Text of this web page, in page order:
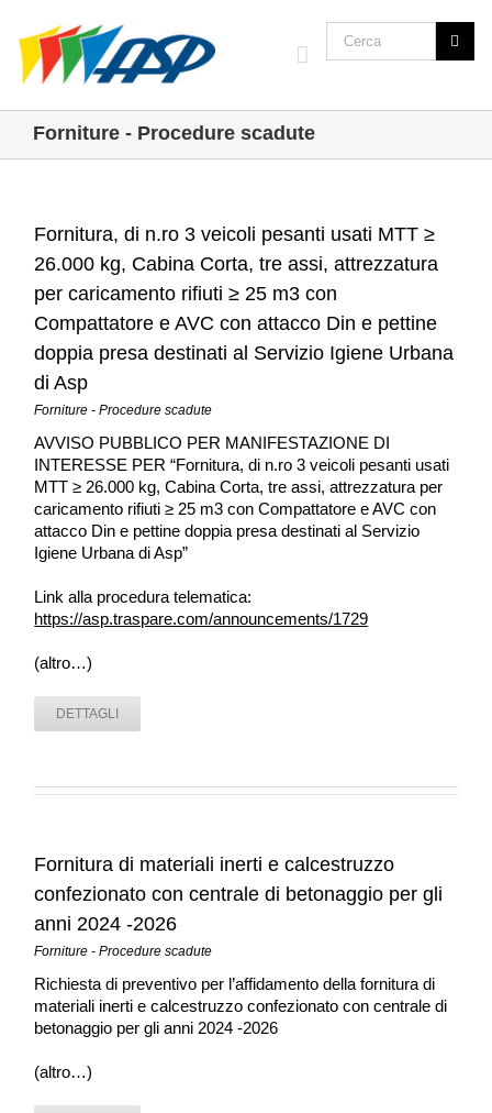
Forniture - Procedure scadute
Fornitura, di n.ro 3 veicoli pesanti usati MTT ≥
26.000 kg, Cabina Corta, tre assi, attrezzatura
per caricamento rifiuti ≥ 25 m3 con
Compattatore e AVC con attacco Din e pettine
doppia presa destinati al Servizio Igiene Urbana
di Asp
Forniture - Procedure scadute
AVVISO PUBBLICO PER MANIFESTAZIONE DI
INTERESSE PER “Fornitura, di n.ro 3 veicoli pesanti usati
MTT ≥ 26.000 kg, Cabina Corta, tre assi, attrezzatura per
caricamento rifiuti ≥ 25 m3 con Compattatore e AVC con
attacco Din e pettine doppia presa destinati al Servizio
Igiene Urbana di Asp”
Link alla procedura telematica:
https://asp.traspare.com/announcements/1729
(altro…)
DETTAGLI
Fornitura di materiali inerti e calcestruzzo
confezionato con centrale di betonaggio per gli
anni 2024 -2026
Forniture - Procedure scadute
Richiesta di preventivo per l’affidamento della fornitura di
materiali inerti e calcestruzzo confezionato con centrale di
betonaggio per gli anni 2024 -2026
(altro…)